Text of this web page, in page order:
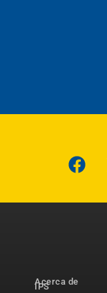
Acerca de
IPS